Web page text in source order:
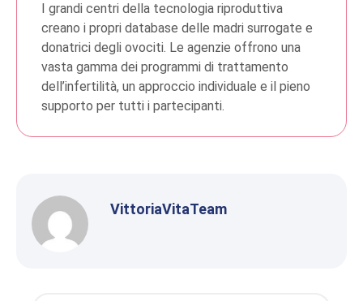
I grandi centri della tecnologia riproduttiva
creano i propri database delle madri surrogate e
donatrici degli ovociti. Le agenzie offrono una
vasta gamma dei programmi di trattamento
dell’infertilità, un approccio individuale e il pieno
supporto per tutti i partecipanti.
VittoriaVitaTeam